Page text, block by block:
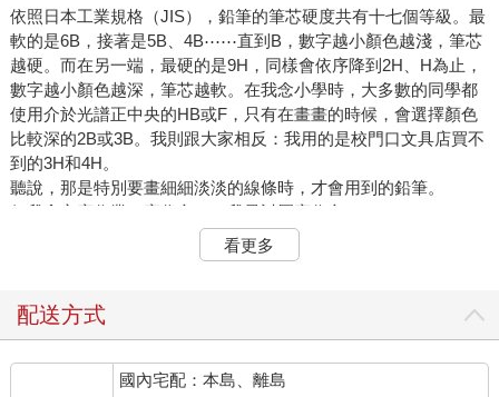
依照日本工業規格（JIS），鉛筆的筆芯硬度共有十七個等級。最
軟的是6B，接著是5B、4B⋯⋯直到B，數字越小顏色越淺，筆芯
越硬。而在另一端，最硬的是9H，同樣會依序降到2H、H為止，
數字越小顏色越深，筆芯越軟。在我念小學時，大多數的同學都
使用介於光譜正中央的HB或F，只有在畫畫的時候，會選擇顏色
比較深的2B或3B。我則跟大家相反：我用的是校門口文具店買不
到的3H和4H。
聽說，那是特別要畫細細淡淡的線條時，才會用到的鉛筆。
但我拿它寫作業，寫作文——我最討厭寫作文了。
精確一點說，我討厭的是寫字。而這跟我使用的鉛筆有莫大的關
係。不知道為什麼，只要我使用B系列的鉛筆，作業簿每頁都會烏
每一筆畫，我硬是可以比別人粗上一倍；再加上我寫字姿勢不
水墨。
一開始，大人多半以為我不認真寫作業，屢屢退件，要我擦掉重
看更多
配送方式
國內宅配：本島、離島